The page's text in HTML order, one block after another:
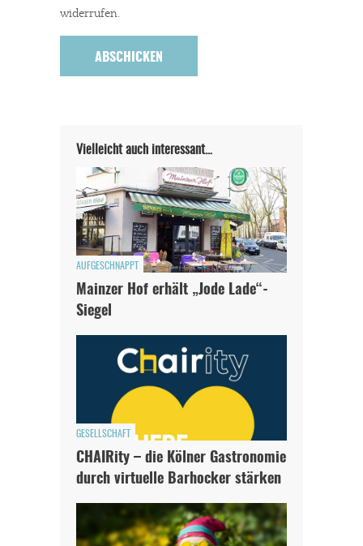
widerrufen.
Vielleicht auch interessant…
AUFGESCHNAPPT
Mainzer Hof erhält „Jode Lade“-
Siegel
GESELLSCHAFT
CHAIRity – die Kölner Gastronomie
durch virtuelle Barhocker stärken